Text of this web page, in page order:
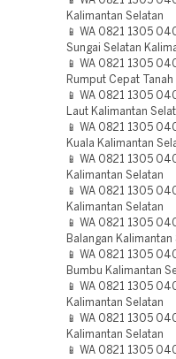
Kalimantan Selatan
📱 WA 0821 1305
Sungai Selatan
📱 WA 0821 1305
Rumput Cepat
📱 WA 0821 1305
Laut Kalimantan
📱 WA 0821 1305
Kuala Kalimantan
📱 WA 0821 1305
Kalimantan Selatan
📱 WA 0821 1305
Kalimantan Selatan
📱 WA 0821 1305
Balangan Kalimantan
📱 WA 0821 1305
Bumbu Kalimantan
📱 WA 0821 1305
Kalimantan Selatan
📱 WA 0821 1305
Kalimantan Selatan
📱 WA 0821 1305